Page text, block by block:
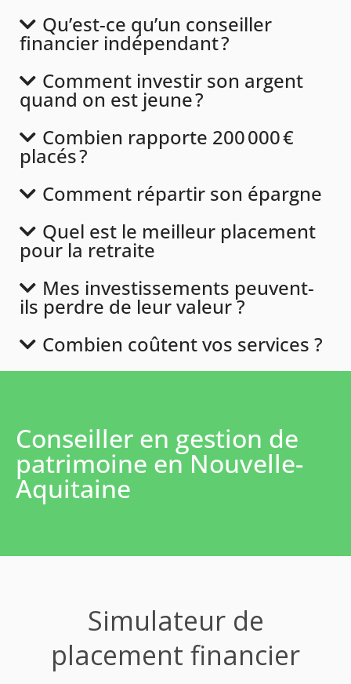
Qu’est-ce qu’un conseiller
financier indépendant ?
Comment investir son argent
quand on est jeune ?
Combien rapporte 200 000 €
placés ?
Comment répartir son épargne
Quel est le meilleur placement
pour la retraite
Mes investissements peuvent-
ils perdre de leur valeur ?
Combien coûtent vos services ?
Conseiller en gestion de
patrimoine en Nouvelle-
Aquitaine
Simulateur de
placement financier